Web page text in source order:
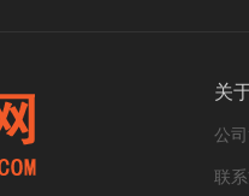
关
公
联